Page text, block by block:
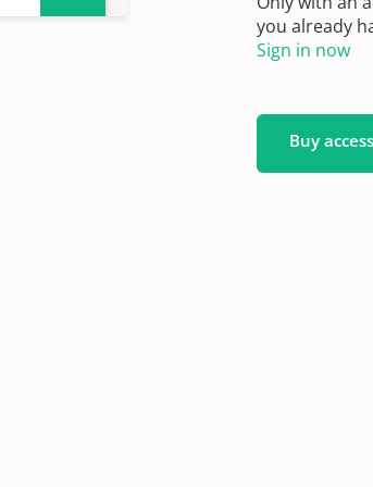
you already
Sign in now
Buy access